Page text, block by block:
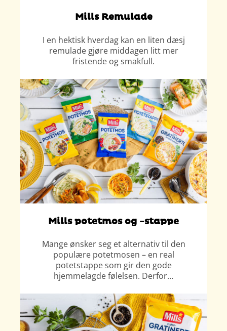
Mills Remulade
I en hektisk hverdag kan en liten dæsj
remulade gjøre middagen litt mer
fristende og smakfull.
Mills potetmos og -stappe
Mange ønsker seg et alternativ til den
populære potetmosen – en real
potetstappe som gir den gode
hjemmelagde følelsen. Derfor…